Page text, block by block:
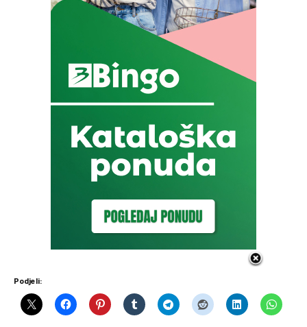
Podjeli: